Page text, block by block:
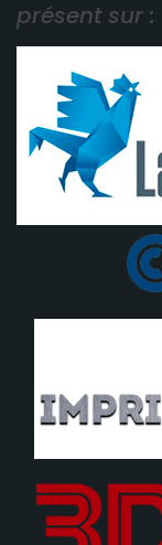
présent sur :